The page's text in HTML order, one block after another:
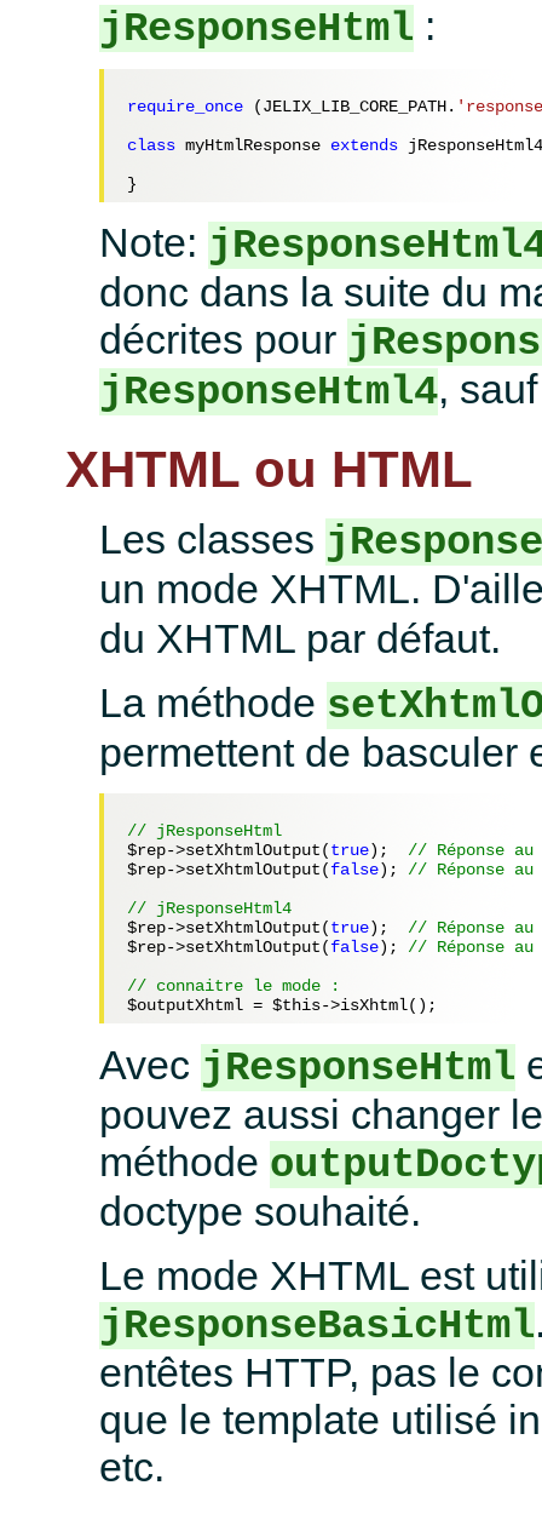
jResponseHtml :
require_once (JELIX_LIB_CORE_PATH.
class myHtmlResponse extends
Note:
donc dans la suite du
décrites pour
jResponseHtml4,
XHTML ou HTML
Les classes
un mode XHTML.
du XHTML par défaut.
La méthode
permettent de basculer
// jResponseHtml
$rep->setXhtmlOutput(true); // Réponse au
$rep->setXhtmlOutput(false); // Réponse
// jResponseHtml4
$rep->setXhtmlOutput(true); // Réponse
$rep->setXhtmlOutput(false); // Réponse au
// connaitre le mode :
$outputXhtml = $this
Avec jResponseHtml
pouvez aussi changer
méthode
doctype souhaité.
Le mode XHTML est
jResponseBasicHtml
entêtes HTTP, pas le
que le template utilisé
etc.